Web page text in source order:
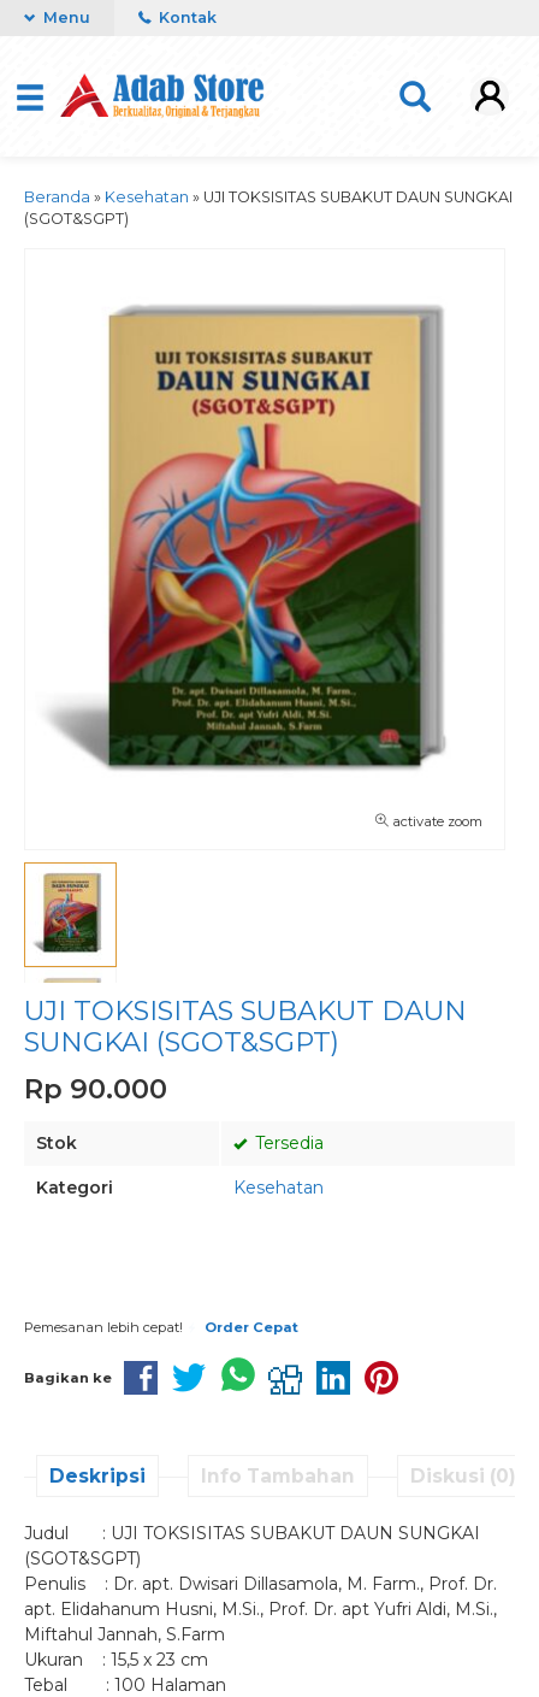
Menu Kontak
Beranda » Kesehatan » UJI TOKSISITAS SUBAKUT DAUN SUNGKAI
(SGOT&SGPT)
activate zoom
UJI TOKSISITAS SUBAKUT DAUN
SUNGKAI (SGOT&SGPT)
Rp 90.000
Stok Tersedia
Kategori Kesehatan
Pemesanan lebih cepat! Order Cepat
Bagikan ke
Deskripsi Info Tambahan Diskusi (0)
Judul : UJI TOKSISITAS SUBAKUT DAUN SUNGKAI
(SGOT&SGPT)
Penulis : Dr. apt. Dwisari Dillasamola, M. Farm., Prof. Dr.
apt. Elidahanum Husni, M.Si., Prof. Dr. apt Yufri Aldi, M.Si.,
Miftahul Jannah, S.Farm
Ukuran : 15,5 x 23 cm
Tebal : 100 Halaman